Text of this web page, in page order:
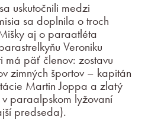
uskutočnili medzi
sa doplnila o troch
aj o paraatléta
Veroniku
má päť členov: zostavu
zimných športov – kapitán
Martin Joppa a zlatý
paraalpskom lyžovaní
predseda).